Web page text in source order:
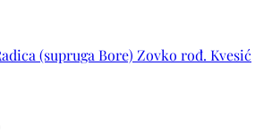
(supruga Bore) Zovko rođ. Kvesić